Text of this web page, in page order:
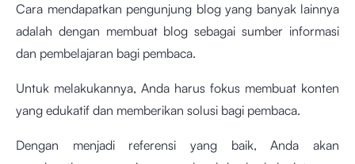
Cara mendapatkan pengunjung blog yang banyak lainnya
adalah dengan membuat blog sebagai sumber informasi
dan pembelajaran bagi pembaca.
Untuk melakukannya, Anda harus fokus membuat konten
yang edukatif dan memberikan solusi bagi pembaca.
Dengan menjadi referensi yang baik, Anda akan